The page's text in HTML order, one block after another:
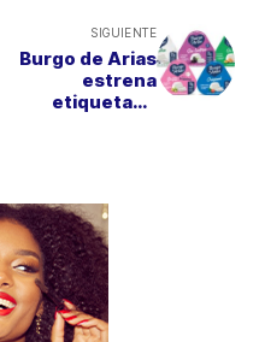
SIGUIENTE
Burgo de Arias
estrena
etiquetado